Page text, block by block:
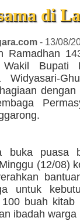
di
- 13/08/
Ramadhan
Bupati
Widyasari-
buka puasa
(12/08)
untuk
100 buah
ibadah warga